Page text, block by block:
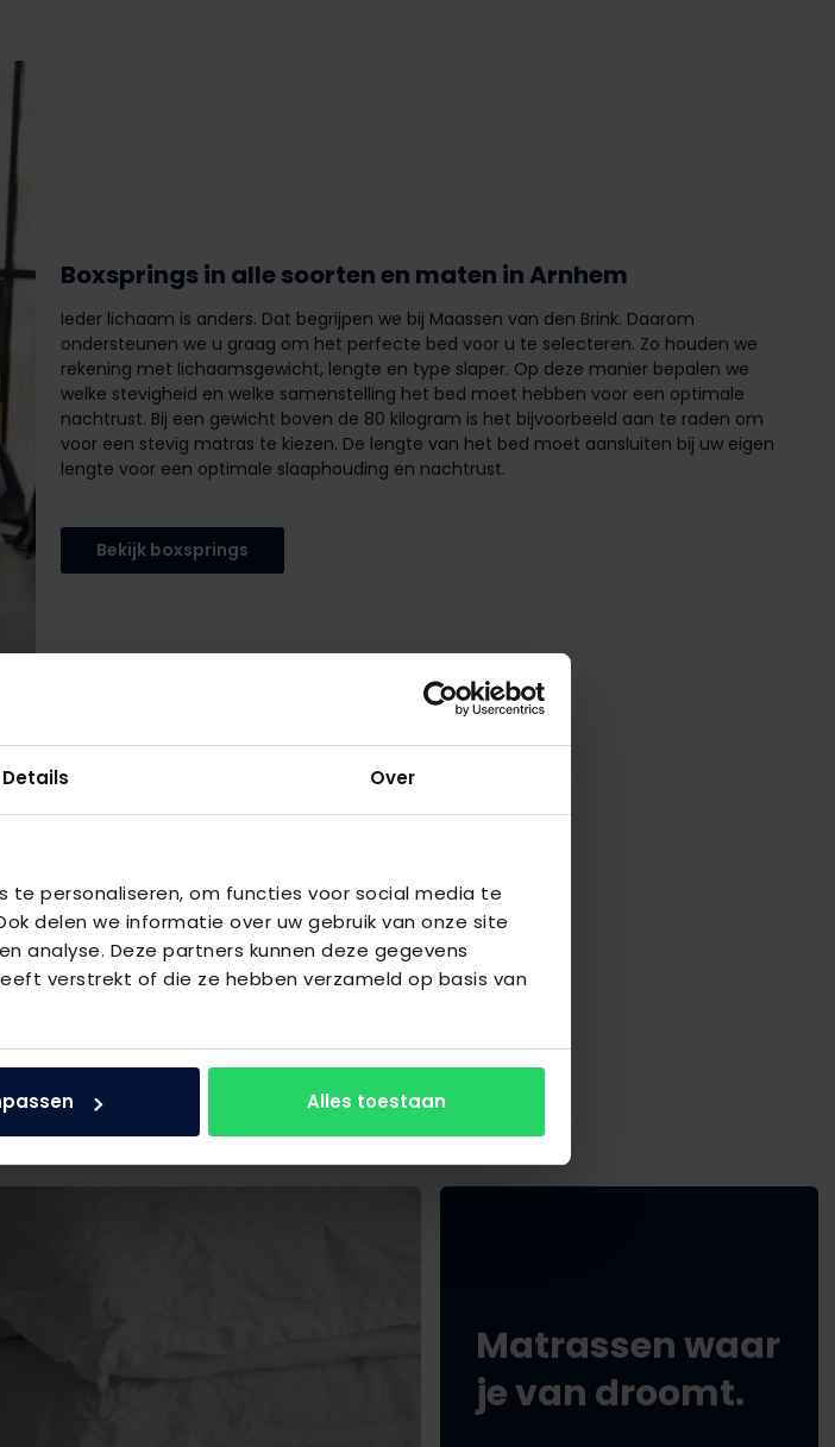
Details Over
personaliseren, om functies voor social media te
delen we informatie over uw gebruik van onze site
analyse. Deze partners kunnen deze gegevens
verstrekt of die ze hebben verzameld op basis van
Alles toestaan
Boxsprings in alle soorten en maten in Arnhem
Ieder lichaam is anders. Dat begrijpen we bij Maassen van den Brink. Daarom
ondersteunen we u graag om het perfecte bed voor u te selecteren. Zo houden we
rekening met lichaamsgewicht, lengte en type slaper. Op deze manier bepalen we
welke stevigheid en welke samenstelling het bed moet hebben voor een optimale
nachtrust. Bij een gewicht boven de 80 kilogram is het bijvoorbeeld aan te raden om
voor een stevig matras te kiezen. De lengte van het bed moet aansluiten bij uw eigen
lengte voor een optimale slaaphouding en nachtrust.
Bekijk boxsprings
dan gerust contact met ons op of bezoek onze
om u te voorzien van de juiste informatie of een
dat bij u past.
Matrassen waar
je van droomt.